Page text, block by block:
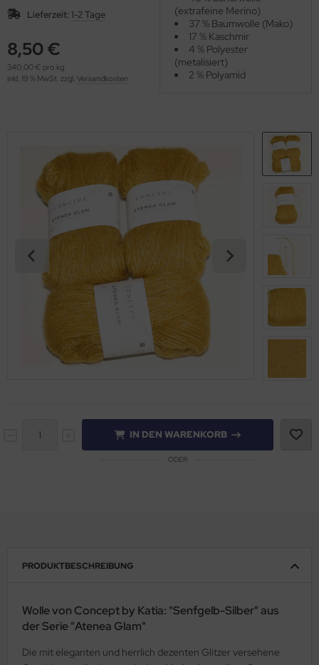
Lieferzeit: 1-2 Tage
8,50 €
340,00 € pro kg
inkl. 19 % MwSt. zzgl. Versandkosten
(extrafeine Merino)
37 % Baumwolle (Mako)
17 % Kaschmir
4 % Polyester
(metalisiert)
2 % Polyamid
IN DEN WARENKORB
ODER
PRODUKTBESCHREIBUNG
Wolle von Concept by Katia: "Senfgelb-Silber" aus
der Serie "Atenea Glam"
Die mit eleganten und herrlich dezenten Glitzer versehene
(276)